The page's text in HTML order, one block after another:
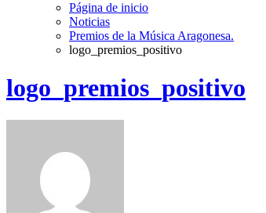
Página de inicio
Noticias
Premios de la Música Aragonesa.
logo_premios_positivo
logo_premios_positivo